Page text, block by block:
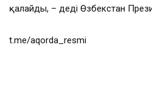
қалайды, – деді Өзбекстан
t.me/aqorda_resmi